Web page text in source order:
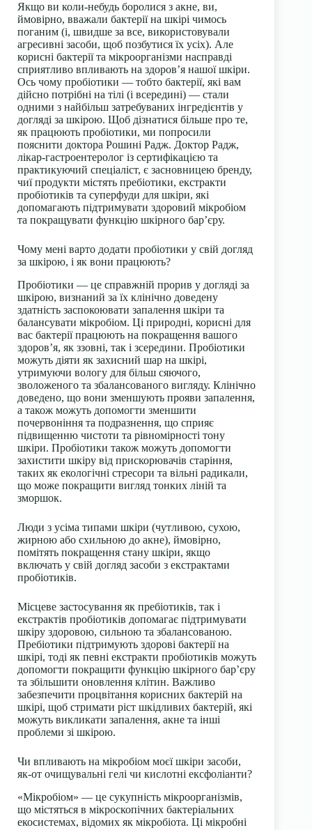
Якщо ви коли-небудь боролися з акне, ви,
ймовірно, вважали бактерії на шкірі чимось
поганим (і, швидше за все, використовували
агресивні засоби, щоб позбутися їх усіх). Але
корисні бактерії та мікроорганізми насправді
сприятливо впливають на здоров’я нашої шкіри.
Ось чому пробіотики — тобто бактерії, які вам
дійсно потрібні на тілі (і всередині) — стали
одними з найбільш затребуваних інгредієнтів у
догляді за шкірою. Щоб дізнатися більше про те,
як працюють пробіотики, ми попросили
пояснити доктора Рошині Радж. Доктор Радж,
лікар-гастроентеролог із сертифікацією та
практикуючий спеціаліст, є засновницею бренду,
чиї продукти містять пребіотики, екстракти
пробіотиків та суперфуди для шкіри, які
допомагають підтримувати здоровий мікробіом
та покращувати функцію шкірного бар’єру.
Чому мені варто додати пробіотики у свій догляд
за шкірою, і як вони працюють?
Пробіотики — це справжній прорив у догляді за
шкірою, визнаний за їх клінічно доведену
здатність заспокоювати запалення шкіри та
балансувати мікробіом. Ці природні, корисні для
вас бактерії працюють на покращення вашого
здоров’я, як ззовні, так і зсередини. Пробіотики
можуть діяти як захисний шар на шкірі,
утримуючи вологу для більш сяючого,
зволоженого та збалансованого вигляду. Клінічно
доведено, що вони зменшують прояви запалення,
а також можуть допомогти зменшити
почервоніння та подразнення, що сприяє
підвищенню чистоти та рівномірності тону
шкіри. Пробіотики також можуть допомогти
захистити шкіру від прискорювачів старіння,
таких як екологічні стресори та вільні радикали,
що може покращити вигляд тонких ліній та
зморшок.
Люди з усіма типами шкіри (чутливою, сухою,
жирною або схильною до акне), ймовірно,
помітять покращення стану шкіри, якщо
включать у свій догляд засоби з екстрактами
пробіотиків.
Місцеве застосування як пребіотиків, так і
екстрактів пробіотиків допомагає підтримувати
шкіру здоровою, сильною та збалансованою.
Пребіотики підтримують здорові бактерії на
шкірі, тоді як певні екстракти пробіотиків можуть
допомогти покращити функцію шкірного бар’єру
та збільшити оновлення клітин. Важливо
забезпечити процвітання корисних бактерій на
шкірі, щоб стримати ріст шкідливих бактерій, які
можуть викликати запалення, акне та інші
проблеми зі шкірою.
Чи впливають на мікробіом моєї шкіри засоби,
як-от очищувальні гелі чи кислотні ексфоліанти?
«Мікробіом» — це сукупність мікроорганізмів,
що містяться в мікроскопічних бактеріальних
екосистемах, відомих як мікробіота. Ці мікробні